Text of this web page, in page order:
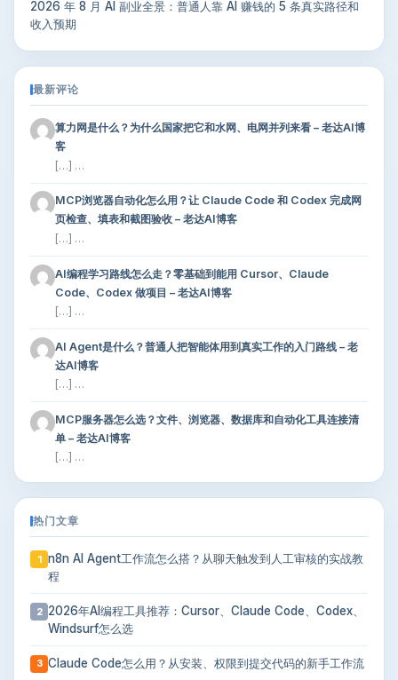
2026 年 8 月 AI 副业全景：普通人靠 AI 赚钱的 5 条真实路径和
收入预期
最新评论
算力网是什么？为什么国家把它和水网、电网并列来看 – 老达AI博
客
[…] …
MCP浏览器自动化怎么用？让 Claude Code 和 Codex 完成网
页检查、填表和截图验收 – 老达AI博客
[…] …
AI编程学习路线怎么走？零基础到能用 Cursor、Claude
Code、Codex 做项目 – 老达AI博客
[…] …
AI Agent是什么？普通人把智能体用到真实工作的入门路线 – 老
达AI博客
[…] …
MCP服务器怎么选？文件、浏览器、数据库和自动化工具连接清
单 – 老达AI博客
[…] …
热门文章
1 n8n AI Agent工作流怎么搭？从聊天触发到人工审核的实战教
程
2 2026年AI编程工具推荐：Cursor、Claude Code、Codex、
Windsurf怎么选
3 Claude Code怎么用？从安装、权限到提交代码的新手工作流